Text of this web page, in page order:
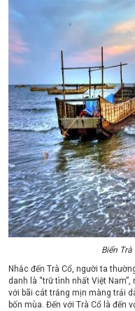
Biển
Nhắc đến Trà Cổ, người ta
danh là “trữ tình nhất Việt
với bãi cát trắng mịn màng trải
bốn mùa. Đến với Trà Cổ là đến